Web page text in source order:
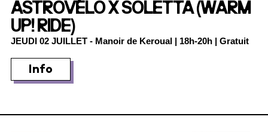
ASTROVÉLO X SOLETTA (WARM
UP! RIDE)
JEUDI 02 JUILLET - Manoir de Keroual | 18h-20h | Gratuit
Info